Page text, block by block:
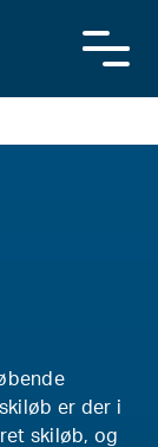
er der i
skiløb, og